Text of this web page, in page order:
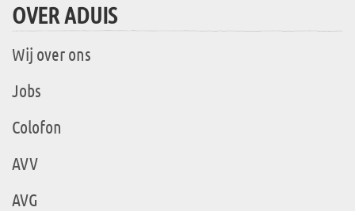
OVER ADUIS
Wij over ons
Jobs
Colofon
AVV
AVG